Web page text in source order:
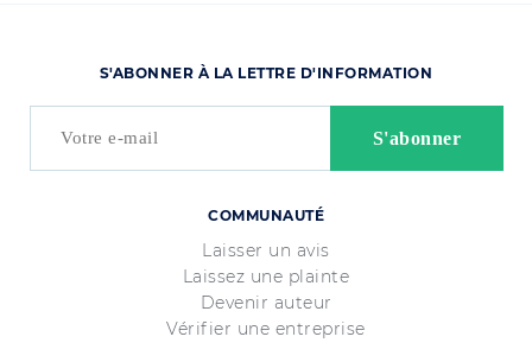
COMMUNAUTÉ
Laisser un avis
Laissez une plainte
Devenir auteur
Vérifier une entreprise
S'ABONNER À LA LETTRE D'INFORMATION